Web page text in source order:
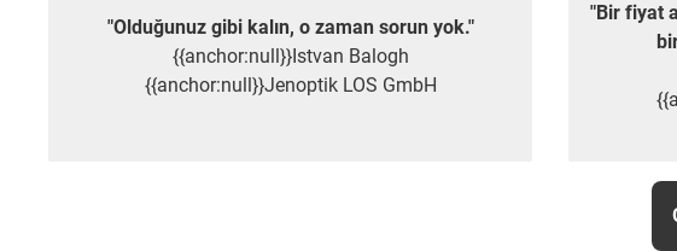
"Olduğunuz gibi kalın, o zaman sorun yok."
{{anchor:null}}Istvan Balogh
{{anchor:null}}Jenoptik LOS GmbH
"Bir fiyat